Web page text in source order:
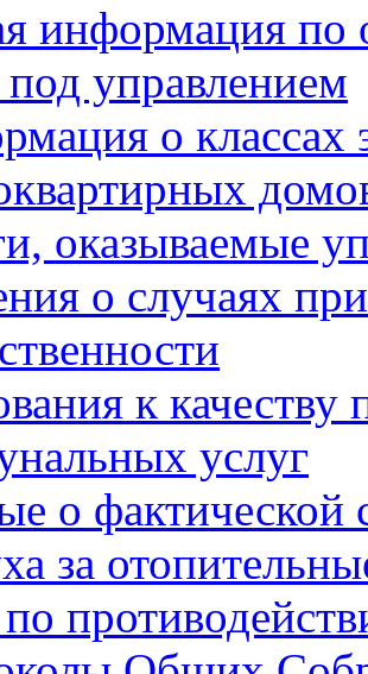
информация по
управлением
о классах
оказываемые
о случаях
к качеству
услуг
о фактической
за